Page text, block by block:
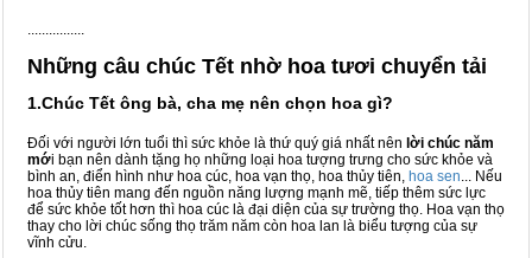
................
Những câu chúc Tết nhờ hoa tươi chuyển tải
1.Chúc Tết ông bà, cha mẹ nên chọn hoa gì?
Đối với người lớn tuổi thì sức khỏe là thứ quý giá nhất nên lời chúc năm
mới bạn nên dành tặng họ những loại hoa tượng trưng cho sức khỏe và
bình an, điển hình như hoa cúc, hoa vạn thọ, hoa thủy tiên, hoa sen... Nếu
hoa thủy tiên mang đến nguồn năng lượng mạnh mẽ, tiếp thêm sức lực
để sức khỏe tốt hơn thì hoa cúc là đại diện của sự trường thọ. Hoa vạn thọ
thay cho lời chúc sống thọ trăm năm còn hoa lan là biểu tượng của sự
vĩnh cửu.